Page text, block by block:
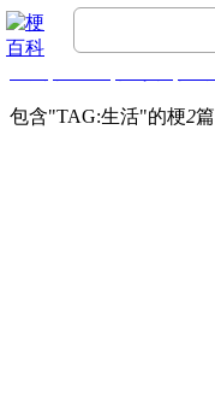
包含"TAG:生活"的梗2篇